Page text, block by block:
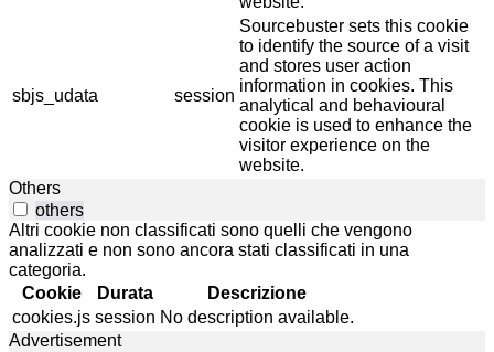
sbjs_udata session
Sourcebuster sets this cookie
to identify the source of a visit
and stores user action
information in cookies. This
analytical and behavioural
cookie is used to enhance the
visitor experience on the
website.
Others
others
Altri cookie non classificati sono quelli che vengono
analizzati e non sono ancora stati classificati in una
categoria.
Cookie
Durata
Descrizione
cookies.js session No description available.
Advertisement